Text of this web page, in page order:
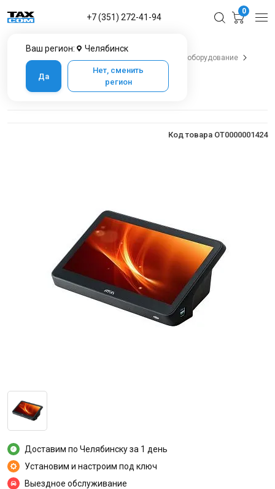
Ваш регион: Челябинск
Да
Нет, сменить
регион
+7 (351) 272-41-94
0
POS-оборудование
POS-терминалы
Терминал АТОЛ Optima
Терминал АТОЛ Optima
Код товара OT0000001424
Доставим по Челябинску за 1 день
Установим и настроим под ключ
Выездное обслуживание